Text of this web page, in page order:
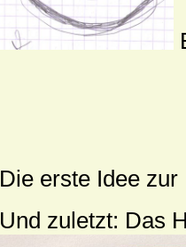
Die erste Idee
Und zuletzt: Das